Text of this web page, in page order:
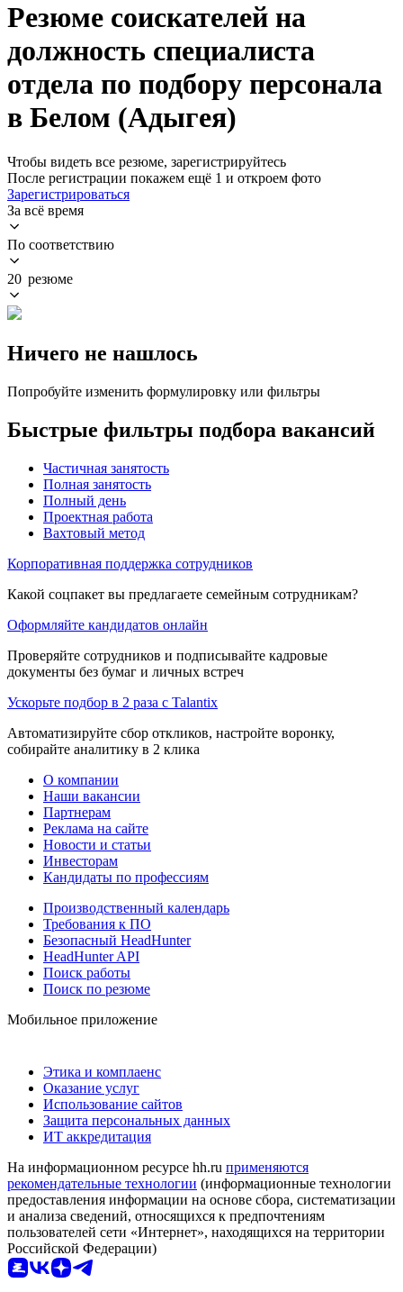
Резюме соискателей на
должность специалиста
отдела по подбору персонала
в Белом (Адыгея)
Чтобы видеть все резюме, зарегистрируйтесь
После регистрации покажем ещё 1 и откроем фото
Зарегистрироваться
За всё время
По соответствию
20 резюме
Ничего не нашлось
Попробуйте изменить формулировку или фильтры
Быстрые фильтры подбора вакансий
Частичная занятость
Полная занятость
Полный день
Проектная работа
Вахтовый метод
Корпоративная поддержка сотрудников
Какой соцпакет вы предлагаете семейным сотрудникам?
Оформляйте кандидатов онлайн
Проверяйте сотрудников и подписывайте кадровые
документы без бумаг и личных встреч
Ускорьте подбор в 2 раза с Talantix
Автоматизируйте сбор откликов, настройте воронку,
собирайте аналитику в 2 клика
О компании
Наши вакансии
Партнерам
Реклама на сайте
Новости и статьи
Инвесторам
Кандидаты по профессиям
Производственный календарь
Требования к ПО
Безопасный HeadHunter
HeadHunter API
Поиск работы
Поиск по резюме
Мобильное приложение
Этика и комплаенс
Оказание услуг
Использование сайтов
Защита персональных данных
ИТ аккредитация
На информационном ресурсе hh.ru применяются
рекомендательные технологии (информационные технологии
предоставления информации на основе сбора, систематизации
и анализа сведений, относящихся к предпочтениям
пользователей сети «Интернет», находящихся на территории
Российской Федерации)